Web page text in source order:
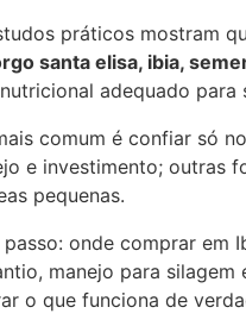
práticos mostram
santa elisa, ibia,
adequado para
comum é confiar só
e investimento; outras
pequenas.
onde comprar em
manejo para
o que funciona de